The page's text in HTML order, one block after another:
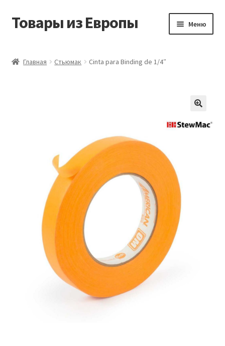
Перейти
Перейти
Товары из Европы Меню
Мой аккаунт
Оставить отзыв
Оформление заказа
Подтверждение заказа
Главная Стьюмак Cinta para Binding de 1/4″